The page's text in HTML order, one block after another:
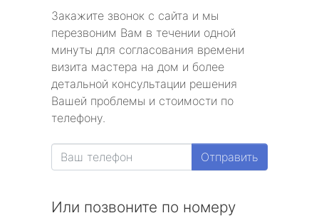
Закажите звонок с сайта и мы
перезвоним Вам в течении одной
минуты для согласования времени
визита мастера на дом и более
детальной консультации решения
Вашей проблемы и стоимости по
телефону.
Отправить
Или позвоните по номеру